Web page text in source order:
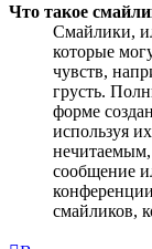
Что такое
Смайлики,
которые
чувств,
грусть.
форме
используя
нечитаемым,
сообщение
смайликов,